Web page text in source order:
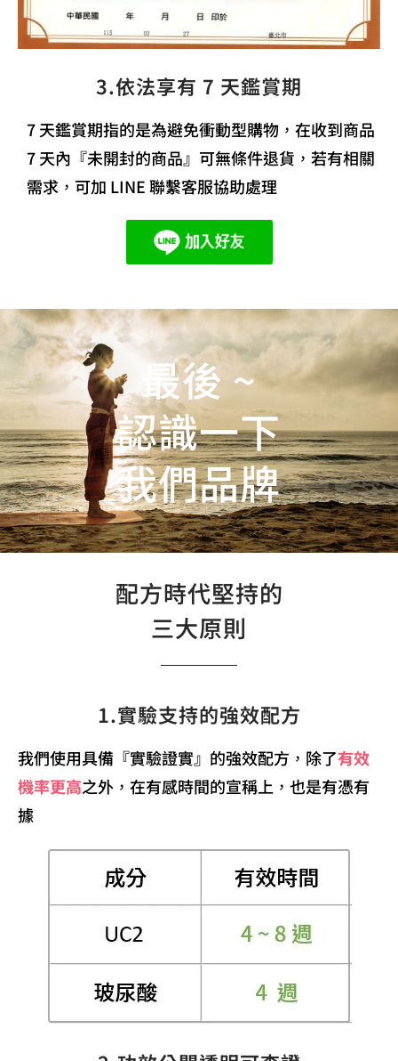
3.依法享有 7 天鑑賞期
7 天鑑賞期指的是為避免衝動型購物，在收到商品
7 天內『未開封的商品』可無條件退貨，若有相關
需求，可加 LINE 聯繫客服協助處理
最後 ~
認識一下
我們品牌
配方時代堅持的
三大原則
1.實驗支持的強效配方
我們使用具備『實驗證實』的強效配方，除了有效
機率更高之外，在有感時間的宣稱上，也是有憑有
據